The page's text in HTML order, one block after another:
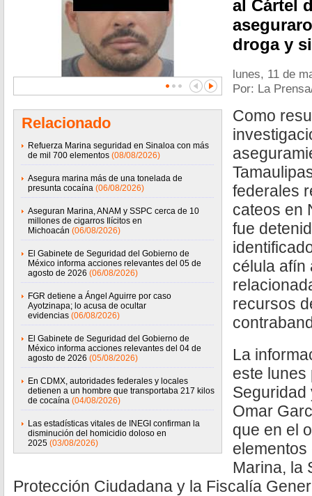
Relacionado
Refuerza Marina seguridad en Sinaloa con más
de mil 700 elementos (08/08/2026)
Asegura marina más de una tonelada de
presunta cocaína (06/08/2026)
Aseguran Marina, ANAM y SSPC cerca de 10
millones de cigarros Ilícitos en
Michoacán (06/08/2026)
El Gabinete de Seguridad del Gobierno de
México informa acciones relevantes del 05 de
agosto de 2026 (06/08/2026)
FGR detiene a Ángel Aguirre por caso
Ayotzinapa; lo acusa de ocultar
evidencias (06/08/2026)
El Gabinete de Seguridad del Gobierno de
México informa acciones relevantes del 04 de
agosto de 2026 (05/08/2026)
En CDMX, autoridades federales y locales
detienen a un hombre que transportaba 217 kilos
de cocaína (04/08/2026)
Las estadísticas vitales de INEGI confirman la
disminución del homicidio doloso en
2025 (03/08/2026)
al Cártel
droga y
lunes, 11 de
Por: La
Como
federales
cateos en
fue
célula afín
recursos
La
este lunes
Seguridad
Omar
que en el
Marina, la
Protección Ciudadana y la Fiscalía